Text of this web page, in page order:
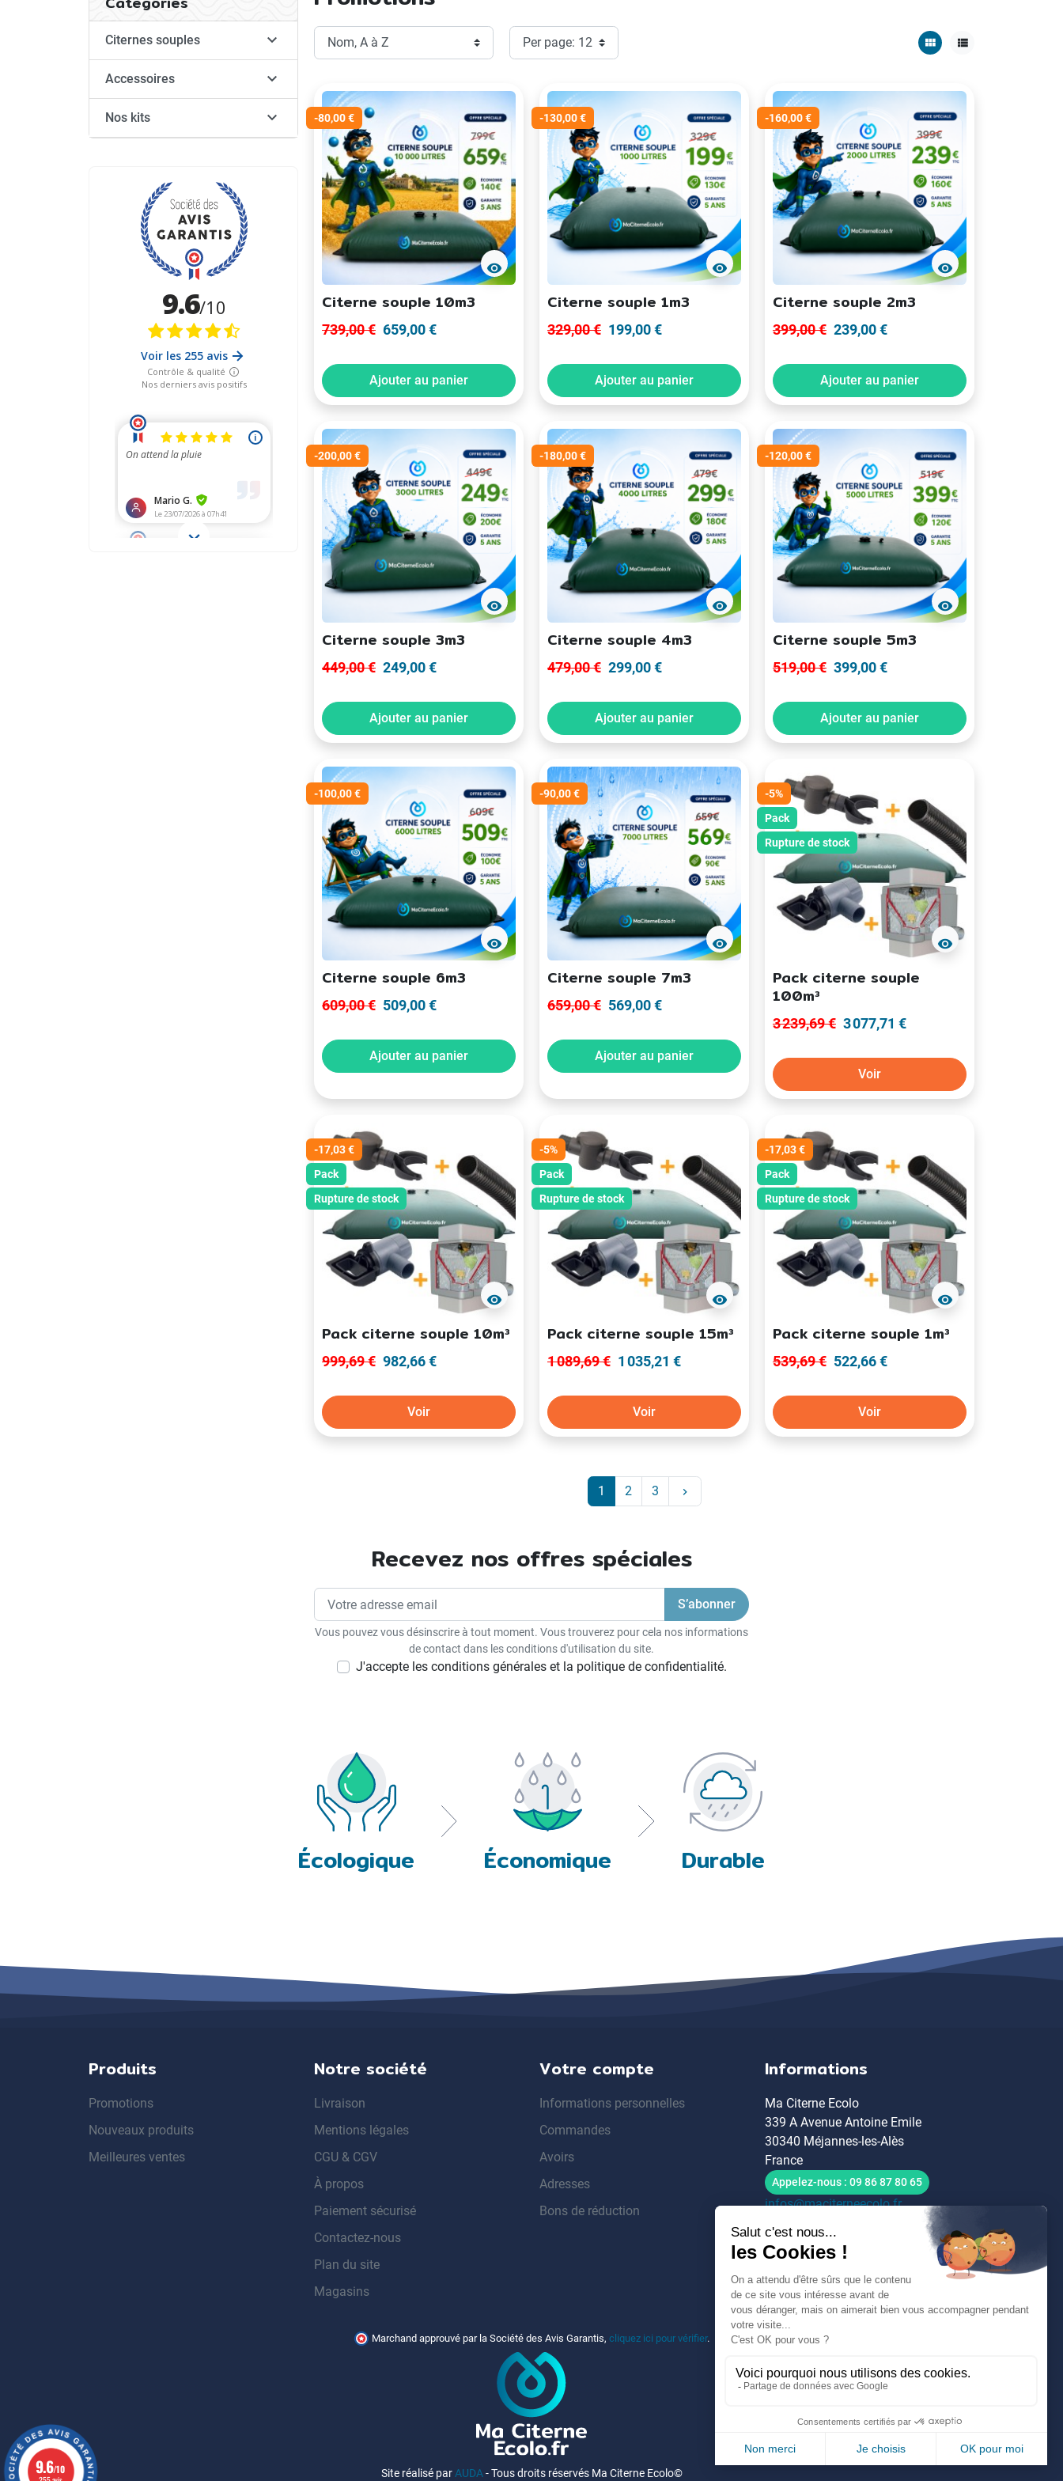
Citernes souples 
Accessoires 
Nos kits 
view_module view_list
-80,00 €
visibility
Citerne souple 10m3
739,00 € 659,00 €
Ajouter au panier
-130,00 €
visibility
Citerne souple 1m3
329,00 € 199,00 €
Ajouter au panier
-160,00 €
visibility
Citerne souple 2m3
399,00 € 239,00 €
Ajouter au panier
-200,00 €
visibility
Citerne souple 3m3
449,00 € 249,00 €
Ajouter au panier
-180,00 €
visibility
Citerne souple 4m3
479,00 € 299,00 €
Ajouter au panier
-120,00 €
visibility
Citerne souple 5m3
519,00 € 399,00 €
Ajouter au panier
-100,00 €
visibility
Citerne souple 6m3
609,00 € 509,00 €
Ajouter au panier
-90,00 €
visibility
Citerne souple 7m3
659,00 € 569,00 €
Ajouter au panier
-5%
Pack
Rupture de stock
visibility
Pack citerne souple
100m³
3 239,69 € 3 077,71 €
Voir
-17,03 €
Pack
Rupture de stock
visibility
Pack citerne souple 10m³
999,69 € 982,66 €
Voir
-5%
Pack
Rupture de stock
visibility
Pack citerne souple 15m³
1 089,69 € 1 035,21 €
Voir
-17,03 €
Pack
Rupture de stock
visibility
Pack citerne souple 1m³
539,69 € 522,66 €
Voir
1 2 3 keyboard_arrow_right
Recevez nos offres spéciales
Vous pouvez vous désinscrire à tout moment. Vous trouverez pour cela nos informations
de contact dans les conditions d'utilisation du site.
J'accepte les conditions générales et la politique de confidentialité.
Écologique Économique Durable
Produits
Promotions
Nouveaux produits
Meilleures ventes
Notre société
Livraison
Mentions légales
CGU & CGV
À propos
Paiement sécurisé
Contactez-nous
Plan du site
Magasins
Votre compte
Informations personnelles
Commandes
Avoirs
Adresses
Bons de réduction
Informations
Ma Citerne Ecolo
339 A Avenue Antoine Emile
30340 Méjannes-les-Alès
France
Appelez-nous : 09 86 87 80 65
infos@maciterneecolo.fr
Marchand approuvé par la Société des Avis Garantis, cliquez ici pour vérifier.
Site réalisé par AUDA- Tous droits réservés Ma Citerne Ecolo©
9.6/10